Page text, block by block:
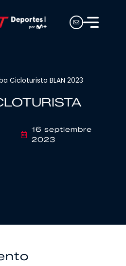
Cicloturista BLAN 2023
16 septiembre
2023